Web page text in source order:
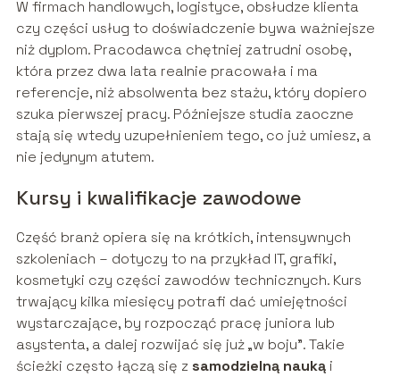
W firmach handlowych, logistyce, obsłudze klienta
czy części usług to doświadczenie bywa ważniejsze
niż dyplom. Pracodawca chętniej zatrudni osobę,
która przez dwa lata realnie pracowała i ma
referencje, niż absolwenta bez stażu, który dopiero
szuka pierwszej pracy. Późniejsze studia zaoczne
stają się wtedy uzupełnieniem tego, co już umiesz, a
nie jedynym atutem.
Kursy i kwalifikacje zawodowe
Część branż opiera się na krótkich, intensywnych
szkoleniach – dotyczy to na przykład IT, grafiki,
kosmetyki czy części zawodów technicznych. Kurs
trwający kilka miesięcy potrafi dać umiejętności
wystarczające, by rozpocząć pracę juniora lub
asystenta, a dalej rozwijać się już „w boju”. Takie
ścieżki często łączą się z samodzielną naukąi